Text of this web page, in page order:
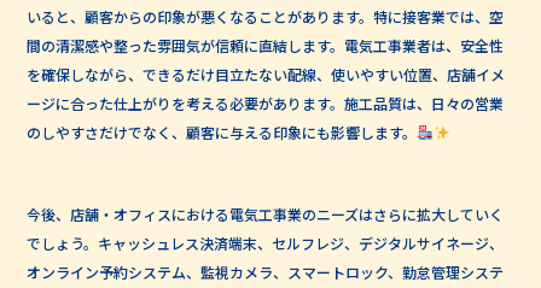
いると、顧客からの印象が悪くなることがあります。特に接客業では、空
間の清潔感や整った雰囲気が信頼に直結します。電気工事業者は、安全性
を確保しながら、できるだけ目立たない配線、使いやすい位置、店舗イメ
ージに合った仕上がりを考える必要があります。施工品質は、日々の営業
のしやすさだけでなく、顧客に与える印象にも影響します。
今後、店舗・オフィスにおける電気工事業のニーズはさらに拡大していく
でしょう。キャッシュレス決済端末、セルフレジ、デジタルサイネージ、
オンライン予約システム、監視カメラ、スマートロック、勤怠管理システ